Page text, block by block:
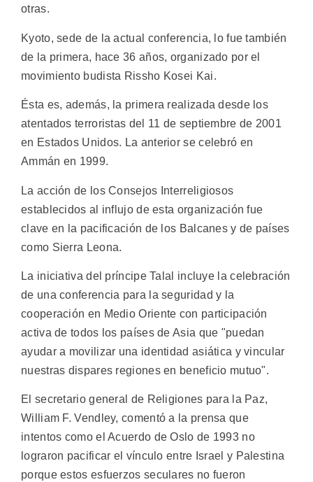
otras.
Kyoto, sede de la actual conferencia, lo fue también
de la primera, hace 36 años, organizado por el
movimiento budista Rissho Kosei Kai.
Ésta es, además, la primera realizada desde los
atentados terroristas del 11 de septiembre de 2001
en Estados Unidos. La anterior se celebró en
Ammán en 1999.
La acción de los Consejos Interreligiosos
establecidos al influjo de esta organización fue
clave en la pacificación de los Balcanes y de países
como Sierra Leona.
La iniciativa del príncipe Talal incluye la celebración
de una conferencia para la seguridad y la
cooperación en Medio Oriente con participación
activa de todos los países de Asia que "puedan
ayudar a movilizar una identidad asiática y vincular
nuestras dispares regiones en beneficio mutuo".
El secretario general de Religiones para la Paz,
William F. Vendley, comentó a la prensa que
intentos como el Acuerdo de Oslo de 1993 no
lograron pacificar el vínculo entre Israel y Palestina
porque estos esfuerzos seculares no fueron